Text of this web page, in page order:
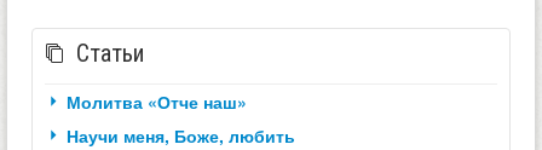
Статьи
Молитва «Отче наш»
Научи меня, Боже, любить